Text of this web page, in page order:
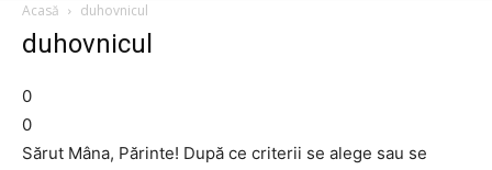
Acasă
duhovnicul
duhovnicul
0
0
Sărut Mâna, Părinte! După ce criterii se alege sau se